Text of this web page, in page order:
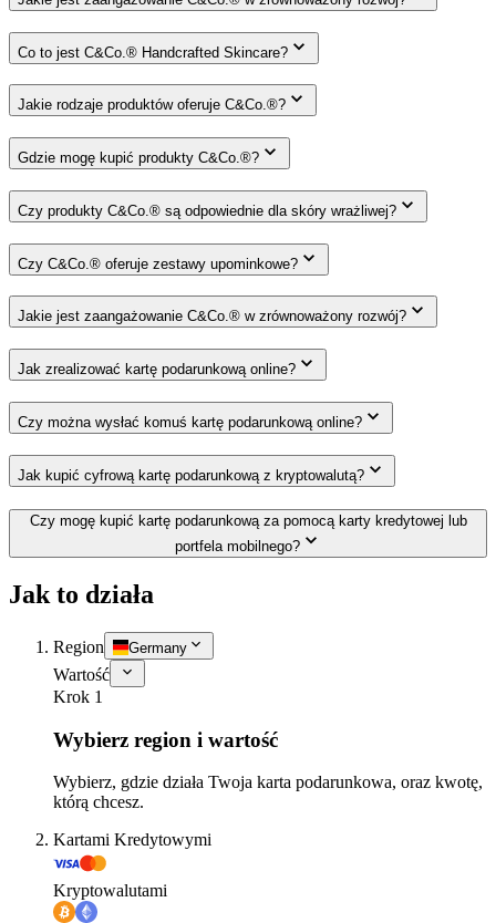
Co to jest C&Co.® Handcrafted Skincare?
Jakie rodzaje produktów oferuje C&Co.®?
Gdzie mogę kupić produkty C&Co.®?
Czy produkty C&Co.® są odpowiednie dla skóry wrażliwej?
Czy C&Co.® oferuje zestawy upominkowe?
Jakie jest zaangażowanie C&Co.® w zrównoważony rozwój?
Jak zrealizować kartę podarunkową online?
Czy można wysłać komuś kartę podarunkową online?
Jak kupić cyfrową kartę podarunkową z kryptowalutą?
Czy mogę kupić kartę podarunkową za pomocą karty kredytowej lub
portfela mobilnego?
Jak to działa
Region Germany
Wartość
Krok 1
Wybierz region i wartość
Wybierz, gdzie działa Twoja karta podarunkowa, oraz kwotę,
którą chcesz.
Kartami Kredytowymi
Kryptowalutami